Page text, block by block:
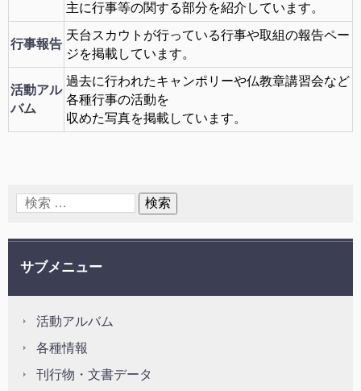
主に行事等の関する部分を紹介しています。
行事報告
天台スカウトが行っている行事や取組の報告ペー
ジを掲載しています。
活動アル
バム
過去に行われたキャンポリーや仏教章講習会など
各種行事の活動を
収めた写真を掲載しています。
サブメニュー
活動アルバム
各種情報
刊行物・文書データ